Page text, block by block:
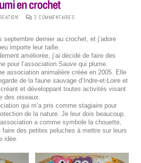
en crochet
3 COMMENTAIRES
dernier au crochet, et j’adore
importe leur taille.
améliorée, j’ai décidé de faire des
pour l’association Sauve qui plume.
association animalière créée en 2005. Elle
de la faune sauvage d’Indre-et-Loire et
et développant toutes activités visant
des oiseaux.
qui m’a pris comme stagiaire pour
de la nature. Je leur dois beaucoup.
a comme symbole la chouette,
des petites peluches à mettre sur leurs
idée.